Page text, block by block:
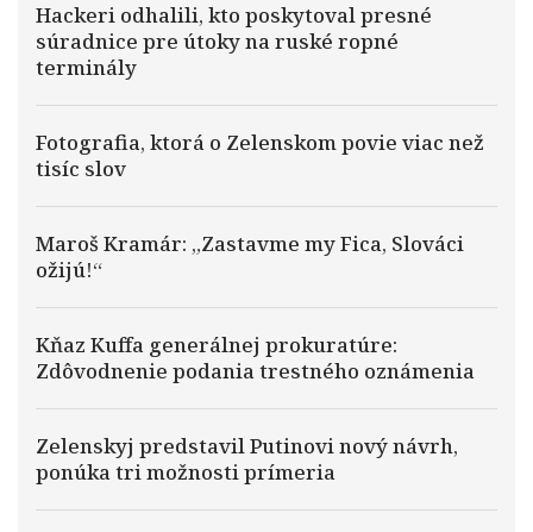
Hackeri odhalili, kto poskytoval presné
súradnice pre útoky na ruské ropné
terminály
Fotografia, ktorá o Zelenskom povie viac než
tisíc slov
Maroš Kramár: „Zastavme my Fica, Slováci
ožijú!“
Kňaz Kuffa generálnej prokuratúre:
Zdôvodnenie podania trestného oznámenia
Zelenskyj predstavil Putinovi nový návrh,
ponúka tri možnosti prímeria